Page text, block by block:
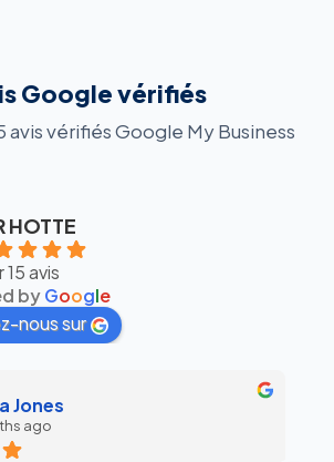
Google vérifiés
avis vérifiés Google My Business
HOTTE
15 avis
byGoogle
nous sur
ago